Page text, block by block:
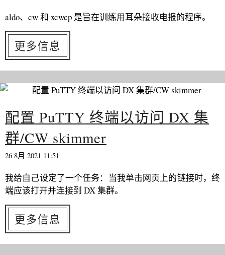
aldo、cw 和 xcwcp 是旨在训练用耳朵接收电报的程序。
更多信息
配置 PuTTY 终端以访问 DX 集
群/CW skimmer
26 8月 2021 11:51
我给自己设定了一个任务：当我单击网页上的链接时，终
端应该打开并连接到 DX 集群。
更多信息